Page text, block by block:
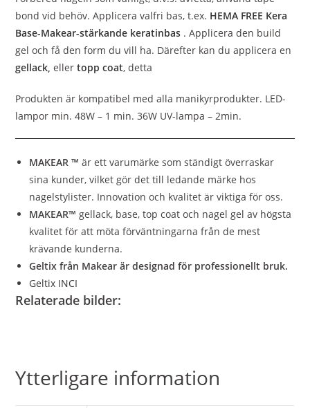
bond vid behöv. Applicera valfri bas, t.ex. HEMA FREE Kera
Base-Makear-stärkande keratinbas . Applicera den build
gel och få den form du vill ha. Därefter kan du applicera en
gellack, ellertopp coat, detta
Produkten är kompatibel med alla manikyrprodukter. LED-
lampor min. 48W – 1 min. 36W UV-lampa – 2min.
MAKEAR ™ är ett varumärke som ständigt överraskar
sina kunder, vilket gör det till ledande märke hos
nagelstylister. Innovation och kvalitet är viktiga för oss.
MAKEAR™ gellack, base, top coat och nagel gel av högsta
kvalitet för att möta förväntningarna från de mest
krävande kunderna.
Geltix från Makear är designad för professionellt bruk.
Geltix INCI
Relaterade bilder:
Ytterligare information